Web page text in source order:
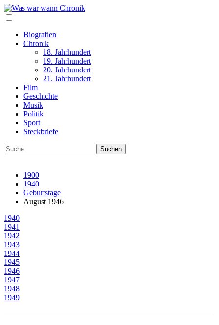
Biografien
Chronik
18. Jahrhundert
19. Jahrhundert
20. Jahrhundert
21. Jahrhundert
Film
Geschichte
Musik
Politik
Sport
Steckbriefe
1900
1940
Geburtstage
August 1946
1940
1941
1942
1943
1944
1945
1946
1947
1948
1949